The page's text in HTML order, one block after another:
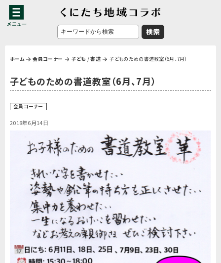
ホーム 会員コーナー 子ども /書道 子どものための書道教室（6月、7月）
子どものための書道教室（6月、7月）
会員コーナー
2018年6月14日